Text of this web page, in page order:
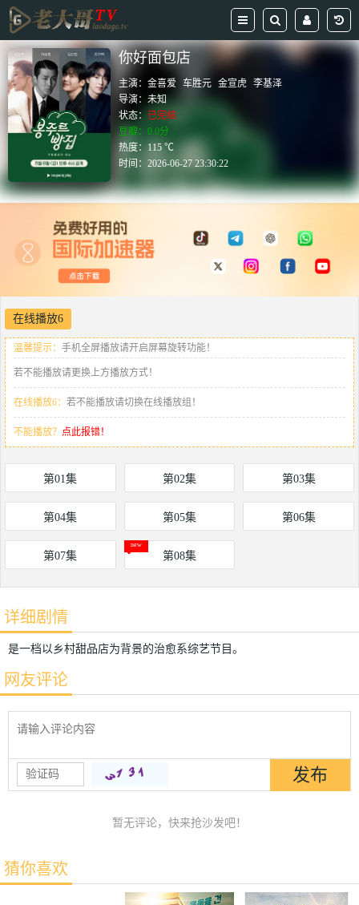
你好面包店
主演：金喜爱 车胜元 金宣虎 李基泽
导演：未知
状态： 已完结
豆瓣：0.0分
热度：115 ℃
时间：2026-06-27 23:30:22
在线播放6
温馨提示： 手机全屏播放请开启屏幕旋转功能！
若不能播放请更换上方播放方式！
在线播放6： 若不能播放请切换在线播放组！
不能播放？ 点此报错！
第01集 第02集 第03集
第04集 第05集 第06集
第07集 第08集
详细剧情
是一档以乡村甜品店为背景的治愈系综艺节目。
网友评论
暂无评论，快来抢沙发吧！
猜你喜欢